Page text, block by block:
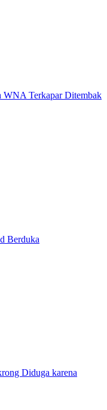
Terkapar Ditembak
Berduka
Diduga karena